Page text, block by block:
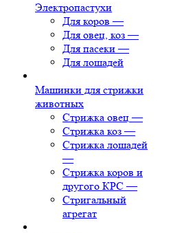
Электропастухи
Для коров —
Для овец, коз —
Для пасеки —
Для лошадей
Машинки для стрижки
животных
Стрижка овец —
Стрижка коз —
Стрижка лошадей
—
Стрижка коров и
другого КРС —
Стригальный
агрегат